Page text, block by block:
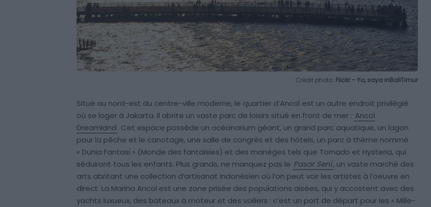
Crédit photo: Flickr – Ya, saya inBaliTimur
Situé au nord-est du centre-ville moderne, le quartier d’Ancol est un autre endroit privilégié
où se loger à Jakarta. Il abrite un vaste parc de loisirs situé en front de mer : Ancol
Dreamland. Cet espace possède un océanarium géant, un grand parc aquatique, un lagon
pour la pêche et le canotage, une salle de congrès et des hôtels, un parc à thème nommé
« Dunia Fantasi » (Monde des fantaisies) et des manèges tels que Tornado et Hysteria, qui
séduiront tous les enfants. Plus grands, ne manquez pas le Pasar Seni, un vaste marché des
arts abritant une collection d’artisanat indonésien où l’on peut voir les artistes à l’oeuvre en
direct. La Marina Ancol est une zone prisée des populations aisées, qui y accostent avec des
yachts luxueux, des bateaux à moteur et des voiliers : c’est un port de départ pour les « Mille-